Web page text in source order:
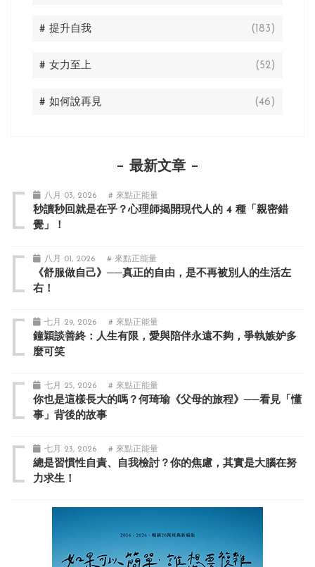
# 提升自我 (183)
# 女力至上 (52)
# 如何說再見 (46)
最新文章
八月 03, 2026 # 來點正能量
秒讀秒回就是在乎？心理師揭開現代人的 4 種「親密錯
覺」！
八月 01, 2026 # 來點正能量
《舒服做自己》──真正的自由，是不再被別人的生活左
右！
七月 29, 2026 # 來點正能量
鐘穎談善終：人生有限，愛與陪伴永遠不夠，爭執嫉妒多
麼可笑
七月 25, 2026 # 來點正能量
你也是這樣長大的嗎？何琦瑜《父母的旅程》──看見「懂
事」背後的故事
七月 23, 2026 # 來點正能量
總是習慣性自責、自我檢討？你的焦慮，其實是大腦在努
力求生！